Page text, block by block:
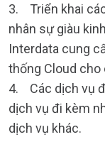
3. Triển khai
nhân sự giàu
Interdata cung
thống Cloud cho
4. Các dịch vụ
dịch vụ đi kèm
dịch vụ khác.